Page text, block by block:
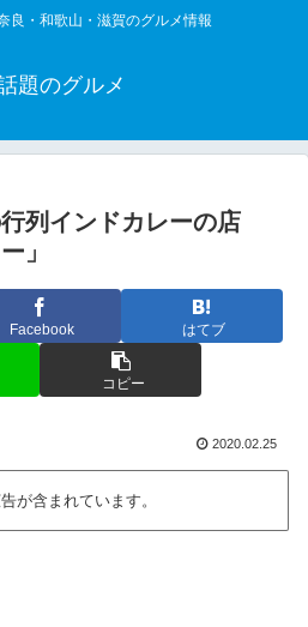
良・和歌山・滋賀のグルメ情報
題のグルメ
列インドカレーの店
」
Facebook はてブ
コピー
2020.02.25
が含まれています。